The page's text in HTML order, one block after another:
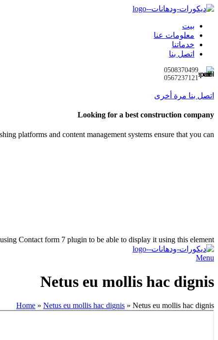
بيت
معلومات عنا
خدماتنا
اتصل بنا
0508370499
0567237121
اتصل بنا مرة أخرى
Looking for a best construction company
platforms and content management systems ensure that you can
Contact form 7 plugin to be able to display it using this element.
Menu
Netus eu mollis hac dignis
Home » Netus eu mollis hac dignis » Netus eu mollis hac dignis